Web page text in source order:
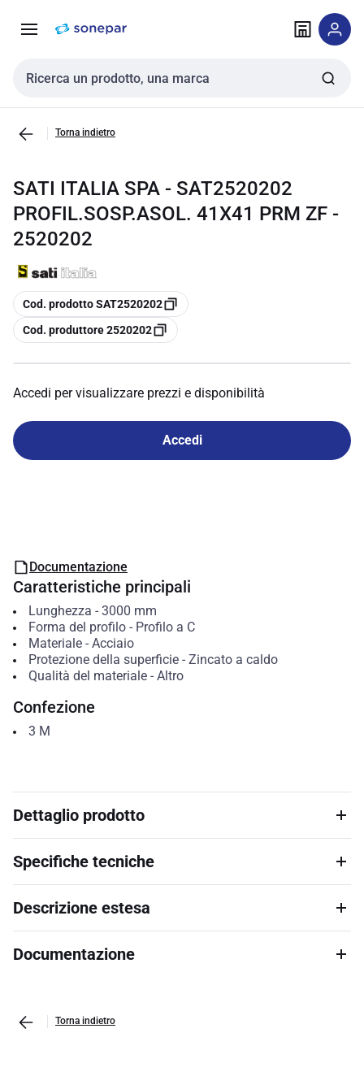
navigazione alla
Cerca input
Torna indietro
SATI ITALIA SPA - SAT2520202
PROFIL.SOSP.ASOL. 41X41 PRM ZF -
2520202
copia
Cod. prodotto SAT2520202
copia
Cod. produttore 2520202
Accedi per visualizzare prezzi e disponibilità
Accedi
Documentazione
Caratteristiche principali
Lunghezza - 3000 mm
Forma del profilo- Profilo a C
Materiale- Acciaio
Protezione della superficie- Zincato a caldo
Qualità del materiale- Altro
Confezione
3 M
Dettaglio prodotto
Specifiche tecniche
Descrizione estesa
Documentazione
Torna indietro